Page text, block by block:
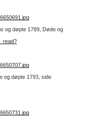
og døpte 1789, Døde og
og døpte 1793, side